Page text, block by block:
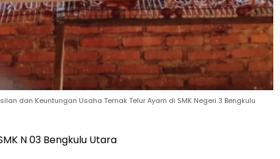
dan Keuntungan Usaha Ternak Telur Ayam di SMK Negeri 3 Bengkulu
N 03 Bengkulu Utara